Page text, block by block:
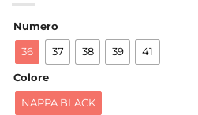
Numero
36 37 38 39 41
Colore
NAPPA BLACK